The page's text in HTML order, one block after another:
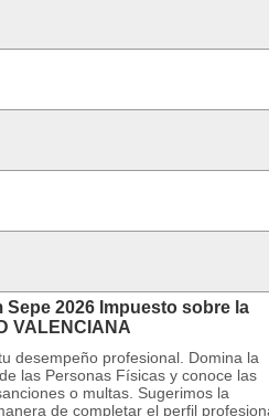
2026 Impuesto sobre la
VALENCIANA
desempeño profesional. Domina la
las Personas Físicas y conoce las
o multas. Sugerimos la
de completar el perfil